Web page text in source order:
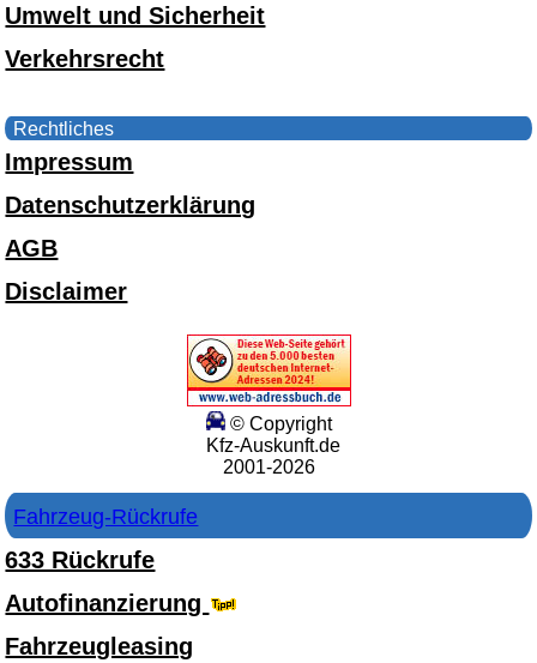
Umwelt und Sicherheit
Verkehrsrecht
Rechtliches
Impressum
Datenschutzerklärung
AGB
Disclaimer
© Copyright
Kfz-Auskunft.de
2001-2026
Fahrzeug-Rückrufe
633 Rückrufe
Autofinanzierung
Fahrzeugleasing